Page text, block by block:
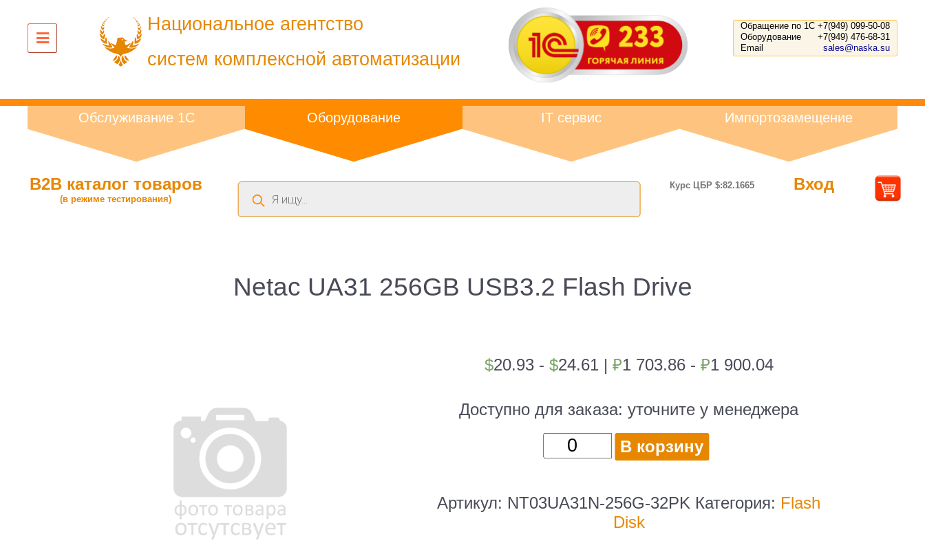
Национальное агентство
систем комплексной автоматизации
Обращение по 1С +7(949) 099-50-08
Оборудование
+7(949) 476-68-31
Email
sales@naska.su
Обслуживание 1С Оборудование IT сервис Импортозамещение
B2B каталог товаров
(в режиме тестирования)
Поиск
товаров
Курс ЦБР $:82.1665 Вход
Netac UA31 256GB USB3.2 Flash Drive
$20.93 - $24.61| ₽1 703.86 - ₽1 900.04
Доступно для заказа:уточните у менеджера
Количество
товара
UA31
В корзину
Артикул: NT03UA31N-256G-32PK Категория: Flash
Disk